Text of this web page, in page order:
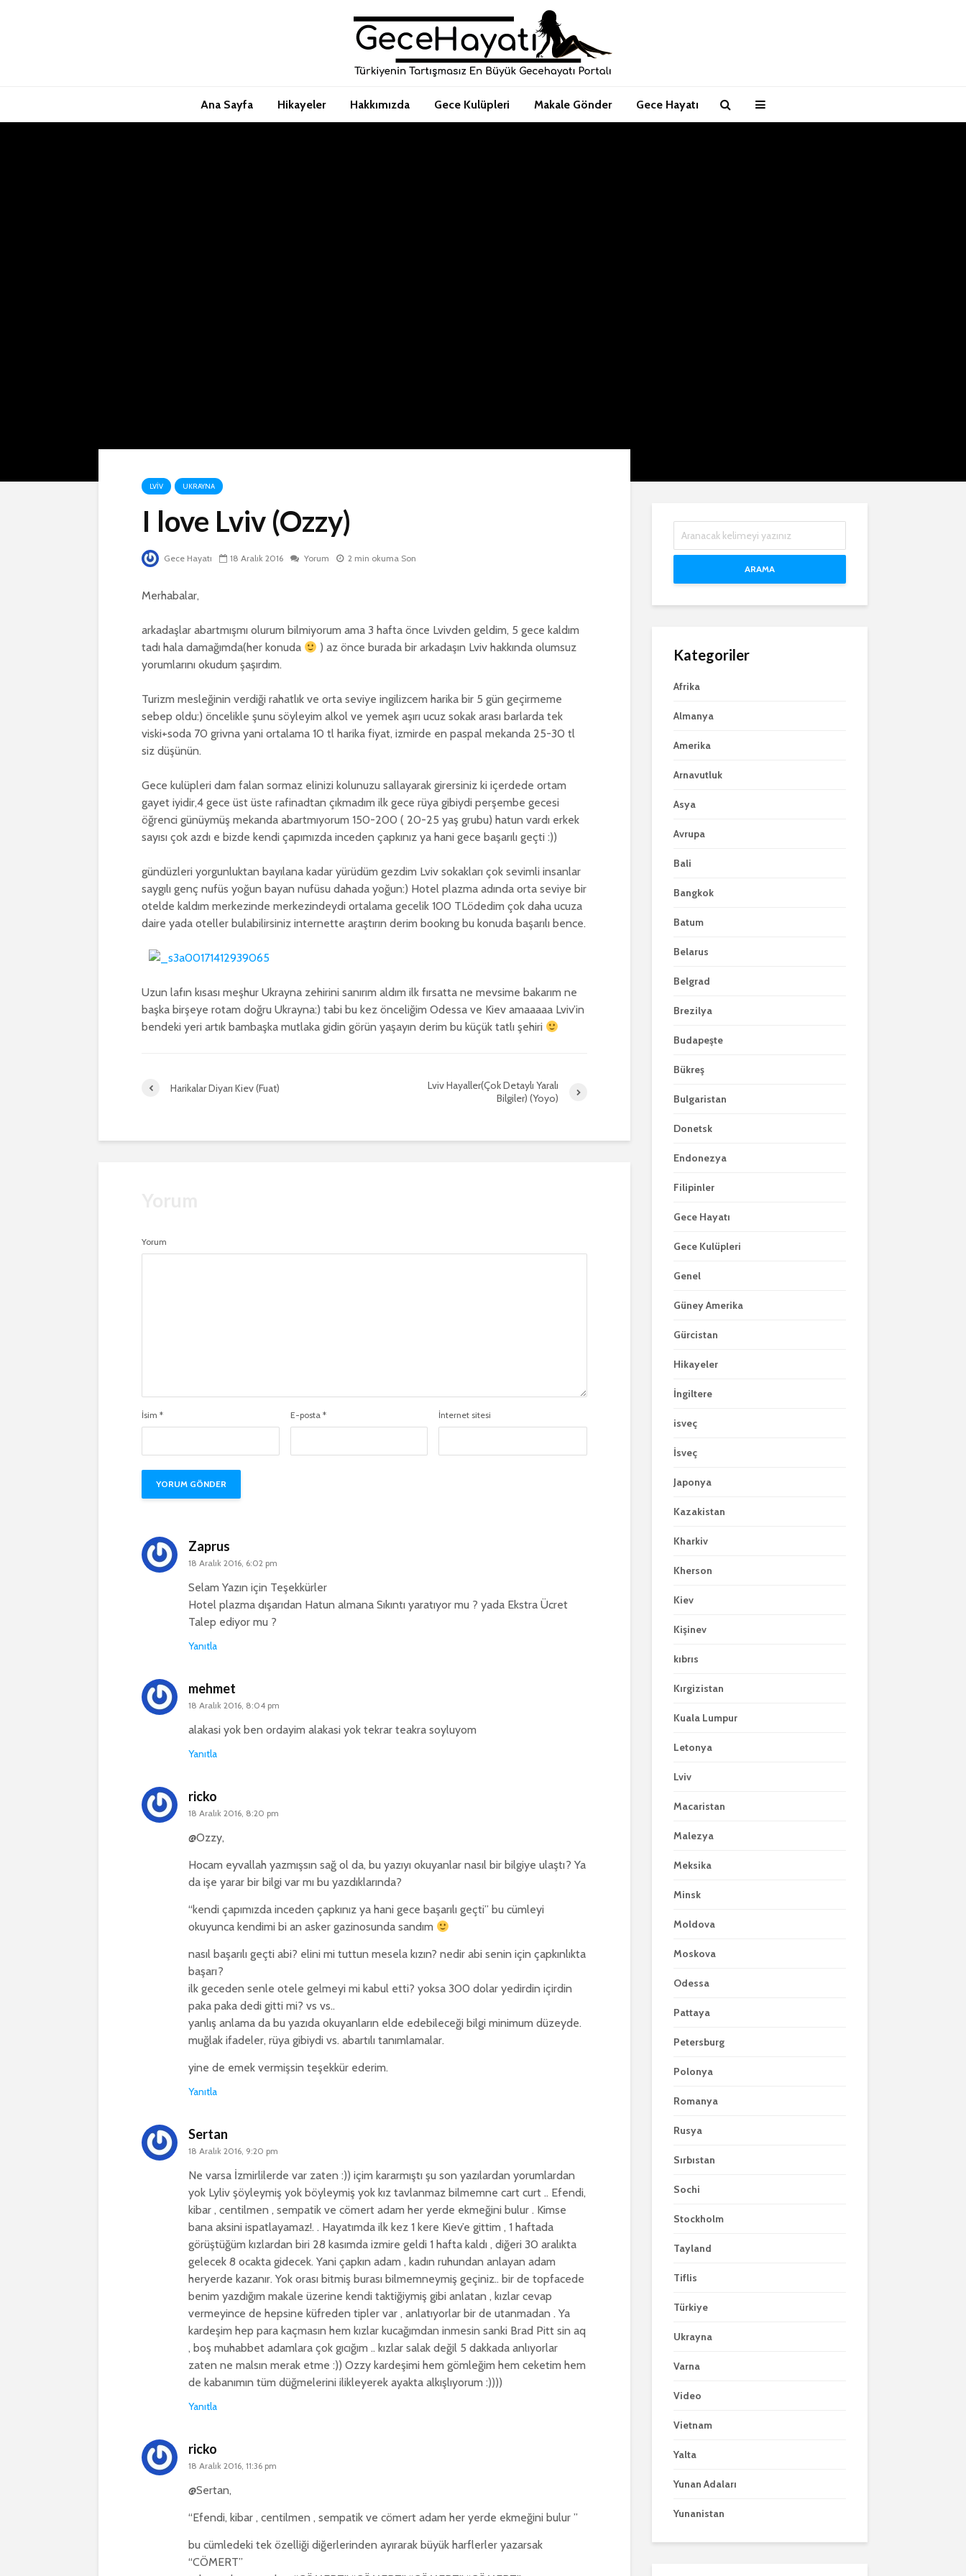
Ana Sayfa Hikayeler Hakkımızda Gece Kulüpleri Makale Gönder Gece Hayatı
LVIV UKRAYNA
I love Lviv (Ozzy)
Gece Hayatı 18 Aralık 2016 Yorum 2 min okuma Son
Merhabalar,
arkadaşlar abartmışmı olurum bilmiyorum ama 3 hafta önce Lvivden geldim, 5 gece kaldım
tadı hala damağımda(her konuda
) az önce burada bir arkadaşın Lviv hakkında olumsuz
yorumlarını okudum şaşırdım.
Turizm mesleğinin verdiği rahatlık ve orta seviye ingilizcem harika bir 5 gün geçirmeme
sebep oldu:) öncelikle şunu söyleyim alkol ve yemek aşırı ucuz sokak arası barlarda tek
viski+soda 70 grivna yani ortalama 10 tl harika fiyat, izmirde en paspal mekanda 25-30 tl
siz düşünün.
Gece kulüpleri dam falan sormaz elinizi kolunuzu sallayarak girersiniz ki içerdede ortam
gayet iyidir,4 gece üst üste rafinadtan çıkmadım ilk gece rüya gibiydi perşembe gecesi
öğrenci günüymüş mekanda abartmıyorum 150-200 ( 20-25 yaş grubu) hatun vardı erkek
sayısı çok azdı e bizde kendi çapımızda inceden çapkınız ya hani gece başarılı geçti :))
gündüzleri yorgunluktan bayılana kadar yürüdüm gezdim Lviv sokakları çok sevimli insanlar
saygılı genç nufüs yoğun bayan nufüsu dahada yoğun:) Hotel plazma adında orta seviye bir
otelde kaldım merkezinde merkezindeydi ortalama gecelik 100 TLödedim çok daha ucuza
daire yada oteller bulabilirsiniz internette araştırın derim bookıng bu konuda başarılı bence.
Uzun lafın kısası meşhur Ukrayna zehirini sanırım aldım ilk fırsatta ne mevsime bakarım ne
başka birşeye rotam doğru Ukrayna:) tabi bu kez önceliğim Odessa ve Kiev amaaaaa Lviv’in
bendeki yeri artık bambaşka mutlaka gidin görün yaşayın derim bu küçük tatlı şehiri
Harikalar Diyarı Kiev (Fuat)
Lviv Hayaller(Çok Detaylı Yaralı
Bilgiler) (Yoyo)
Yorum
İsim * E-posta * İnternet sitesi
Zaprus
18 Aralık 2016, 6:02 pm
Selam Yazın için Teşekkürler
Hotel plazma dışarıdan Hatun almana Sıkıntı yaratıyor mu ? yada Ekstra Ücret
Talep ediyor mu ?
Yanıtla
mehmet
18 Aralık 2016, 8:04 pm
alakasi yok ben ordayim alakasi yok tekrar teakra soyluyom
Yanıtla
ricko
18 Aralık 2016, 8:20 pm
@Ozzy,
Hocam eyvallah yazmışsın sağ ol da, bu yazıyı okuyanlar nasıl bir bilgiye ulaştı? Ya
da işe yarar bir bilgi var mı bu yazdıklarında?
“kendi çapımızda inceden çapkınız ya hani gece başarılı geçti” bu cümleyi
okuyunca kendimi bi an asker gazinosunda sandım
nasıl başarılı geçti abi? elini mi tuttun mesela kızın? nedir abi senin için çapkınlıkta
başarı?
ilk geceden senle otele gelmeyi mi kabul etti? yoksa 300 dolar yedirdin içirdin
paka paka dedi gitti mi? vs vs..
yanlış anlama da bu yazıda okuyanların elde edebileceği bilgi minimum düzeyde.
muğlak ifadeler, rüya gibiydi vs. abartılı tanımlamalar.
yine de emek vermişsin teşekkür ederim.
Yanıtla
Sertan
18 Aralık 2016, 9:20 pm
Ne varsa İzmirlilerde var zaten :)) içim kararmıştı şu son yazılardan yorumlardan
yok Lyliv şöyleymiş yok böyleymiş yok kız tavlanmaz bilmemne cart curt .. Efendi,
kibar , centilmen , sempatik ve cömert adam her yerde ekmeğini bulur . Kimse
bana aksini ispatlayamaz!. . Hayatımda ilk kez 1 kere Kiev’e gittim , 1 haftada
görüştüğüm kızlardan biri 28 kasımda izmire geldi 1 hafta kaldı , diğeri 30 aralıkta
gelecek 8 ocakta gidecek. Yani çapkın adam , kadın ruhundan anlayan adam
heryerde kazanır. Yok orası bitmiş burası bilmemneymiş geçiniz.. bir de topfacede
benim yazdığım makale üzerine kendi taktiğiymiş gibi anlatan , kızlar cevap
vermeyince de hepsine küfreden tipler var , anlatıyorlar bir de utanmadan . Ya
kardeşim hep para kaçmasın hem kızlar kucağımdan inmesin sanki Brad Pitt sin aq
, boş muhabbet adamlara çok gıcığım .. kızlar salak değil 5 dakkada anlıyorlar
zaten ne malsın merak etme :)) Ozzy kardeşimi hem gömleğim hem ceketim hem
de kabanımın tüm düğmelerini ilikleyerek ayakta alkışlıyorum :))))
Yanıtla
ricko
18 Aralık 2016, 11:36 pm
@Sertan,
“Efendi, kibar , centilmen , sempatik ve cömert adam her yerde ekmeğini bulur ”
bu cümledeki tek özelliği diğerlerinden ayırarak büyük harflerler yazarsak
“CÖMERT”
ARAMA
Kategoriler
Afrika
Almanya
Amerika
Arnavutluk
Asya
Avrupa
Bali
Bangkok
Batum
Belarus
Belgrad
Brezilya
Budapeşte
Bükreş
Bulgaristan
Donetsk
Endonezya
Filipinler
Gece Hayatı
Gece Kulüpleri
Genel
Güney Amerika
Gürcistan
Hikayeler
İngiltere
isveç
İsveç
Japonya
Kazakistan
Kharkiv
Kherson
Kiev
Kişinev
kıbrıs
Kırgizistan
Kuala Lumpur
Letonya
Lviv
Macaristan
Malezya
Meksika
Minsk
Moldova
Moskova
Odessa
Pattaya
Petersburg
Polonya
Romanya
Rusya
Sırbıstan
Sochi
Stockholm
Tayland
Tiflis
Türkiye
Ukrayna
Varna
Video
Vietnam
Yalta
Yunan Adaları
Yunanistan